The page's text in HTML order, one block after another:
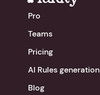
Pro
Teams
Pricing
AI Rules generation
Blog